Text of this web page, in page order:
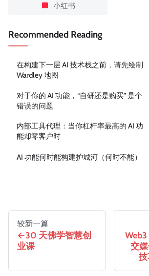
小红书
Recommended Reading
在构建下一层 AI 技术栈之前，请先绘制
Wardley 地图
对于你的 AI 功能，“自研还是购买” 是个
错误的问题
内部工具代理：当你杠杆率最高的 AI 功
能却零客户时
AI 功能何时能构建护城河（何时不能）
较新一篇
30 天佛学智慧创
业课
交